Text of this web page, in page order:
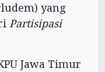
yang
Partisipasi
Jawa Timur